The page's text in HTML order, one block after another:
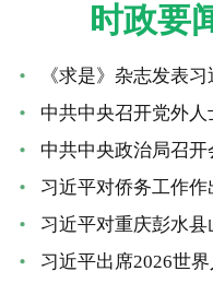
时政要
习近平对侨务工作